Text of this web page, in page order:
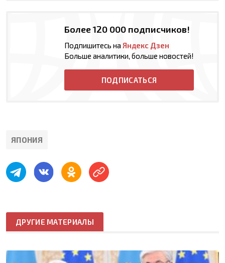
Более 120 000 подписчиков!
Подпишитесь на Яндекс Дзен
Больше аналитики, больше новостей!
ПОДПИСАТЬСЯ
ЯПОНИЯ
ДРУГИЕ МАТЕРИАЛЫ